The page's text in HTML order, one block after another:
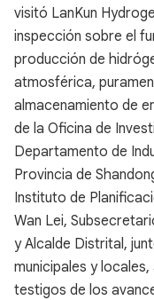
visitó LanKun
inspección sobre el
producción de
atmosférica,
almacenamiento de
de la Oficina de
Departamento de
Provincia de
Instituto de
Wan Lei,
y Alcalde Distrital,
municipales y
testigos de los